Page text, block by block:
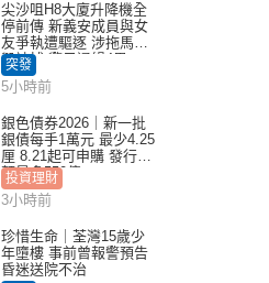
尖沙咀H8大廈升降機全
停前傳 新義安成員與女
友爭執遭驅逐 涉拖馬刑
毀被捕 警另通緝4男
突發
5小時前
銀色債券2026｜新一批
銀債每手1萬元 最少4.25
厘 8.21起可申購 發行金
額最多550億
投資理財
3小時前
珍惜生命｜荃灣15歲少
年墮樓 事前曾報警預告
昏迷送院不治